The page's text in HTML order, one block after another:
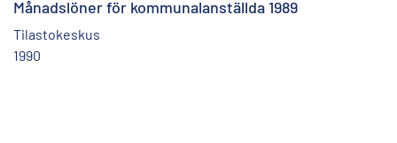
Månadslöner för kommunalanställda 1989
Tilastokeskus
1990